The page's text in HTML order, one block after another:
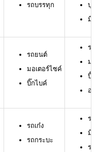
รถบรรทุก
บุค
มีร
รถยนต์
มอเตอร์ไซค์
บิ๊กไบค์
รถ
มอ
บิ๊ก
อา
รถเก๋ง
รถกระบะ
รถ
มีอ
รา